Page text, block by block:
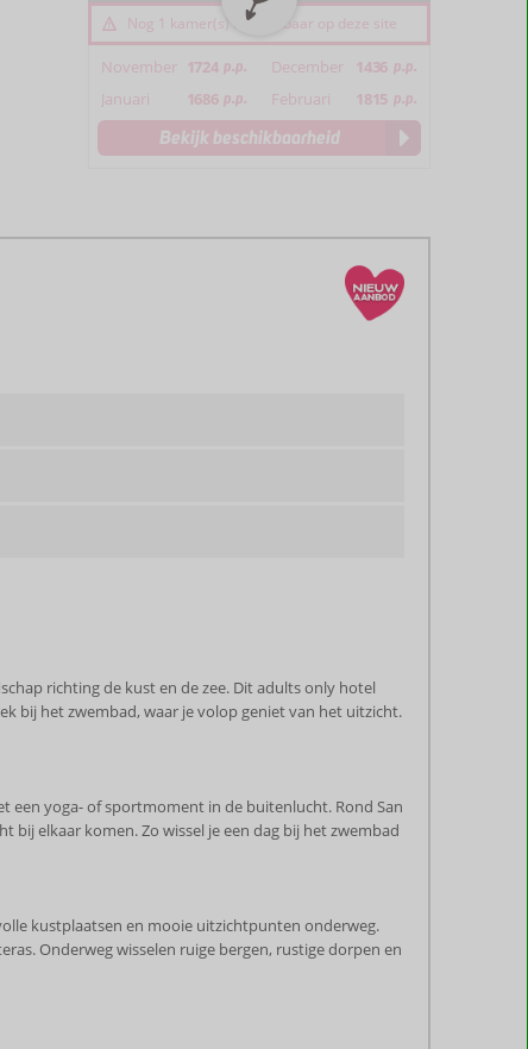
Nog 1 kamer(s) beschikbaar op deze site
November 1724 p.p. December 1436 p.p.
Januari 1686 p.p. Februari 1815 p.p.
Bekijk beschikbaarheid
richting de kust en de zee. Dit adults only hotel
bij het zwembad, waar je volop geniet van het uitzicht.
een yoga- of sportmoment in de buitenlucht. Rond San
bij elkaar komen. Zo wissel je een dag bij het zwembad
kustplaatsen en mooie uitzichtpunten onderweg.
Onderweg wisselen ruige bergen, rustige dorpen en